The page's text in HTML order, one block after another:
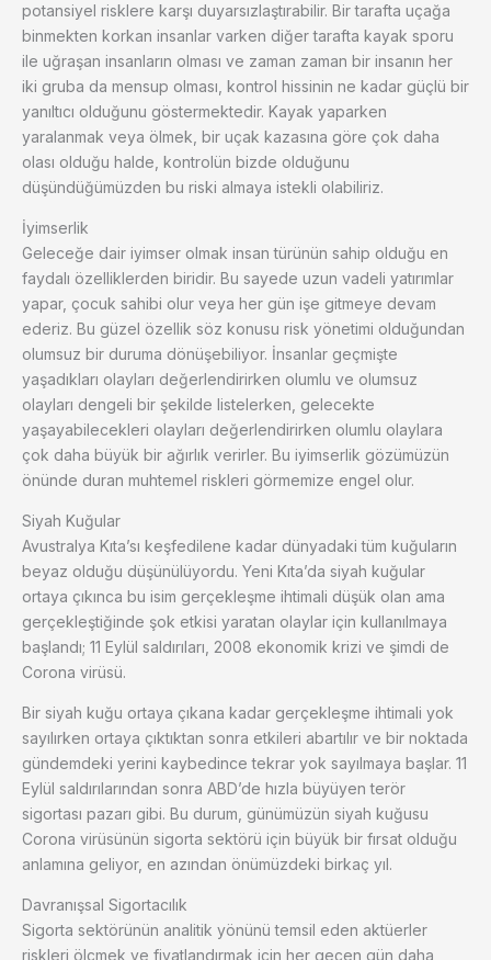
potansiyel risklere karşı duyarsızlaştırabilir. Bir tarafta uçağa
binmekten korkan insanlar varken diğer tarafta kayak sporu
ile uğraşan insanların olması ve zaman zaman bir insanın her
iki gruba da mensup olması, kontrol hissinin ne kadar güçlü bir
yanıltıcı olduğunu göstermektedir. Kayak yaparken
yaralanmak veya ölmek, bir uçak kazasına göre çok daha
olası olduğu halde, kontrolün bizde olduğunu
düşündüğümüzden bu riski almaya istekli olabiliriz.
İyimserlik
Geleceğe dair iyimser olmak insan türünün sahip olduğu en
faydalı özelliklerden biridir. Bu sayede uzun vadeli yatırımlar
yapar, çocuk sahibi olur veya her gün işe gitmeye devam
ederiz. Bu güzel özellik söz konusu risk yönetimi olduğundan
olumsuz bir duruma dönüşebiliyor. İnsanlar geçmişte
yaşadıkları olayları değerlendirirken olumlu ve olumsuz
olayları dengeli bir şekilde listelerken, gelecekte
yaşayabilecekleri olayları değerlendirirken olumlu olaylara
çok daha büyük bir ağırlık verirler. Bu iyimserlik gözümüzün
önünde duran muhtemel riskleri görmemize engel olur.
Siyah Kuğular
Avustralya Kıta’sı keşfedilene kadar dünyadaki tüm kuğuların
beyaz olduğu düşünülüyordu. Yeni Kıta’da siyah kuğular
ortaya çıkınca bu isim gerçekleşme ihtimali düşük olan ama
gerçekleştiğinde şok etkisi yaratan olaylar için kullanılmaya
başlandı; 11 Eylül saldırıları, 2008 ekonomik krizi ve şimdi de
Corona virüsü.
Bir siyah kuğu ortaya çıkana kadar gerçekleşme ihtimali yok
sayılırken ortaya çıktıktan sonra etkileri abartılır ve bir noktada
gündemdeki yerini kaybedince tekrar yok sayılmaya başlar. 11
Eylül saldırılarından sonra ABD’de hızla büyüyen terör
sigortası pazarı gibi. Bu durum, günümüzün siyah kuğusu
Corona virüsünün sigorta sektörü için büyük bir fırsat olduğu
anlamına geliyor, en azından önümüzdeki birkaç yıl.
Davranışsal Sigortacılık
Sigorta sektörünün analitik yönünü temsil eden aktüerler
riskleri ölçmek ve fiyatlandırmak için her geçen gün daha